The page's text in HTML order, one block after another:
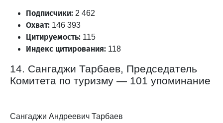
Подписчики: 2 462
Охват: 146 393
Цитируемость: 115
Индекс цитирования: 118
14. Сангаджи Тарбаев, Председатель
Комитета по туризму — 101 упоминание
Сангаджи Андреевич Тарбаев